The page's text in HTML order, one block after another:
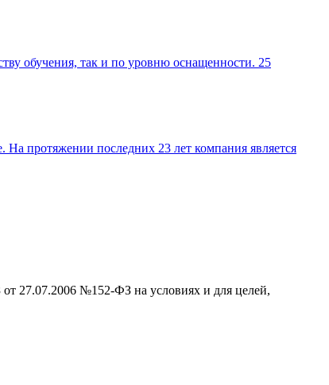
обучения, так и по уровню оснащенности. 25
протяжении последних 23 лет компания является
от 27.07.2006 №152-ФЗ на условиях и для целей,